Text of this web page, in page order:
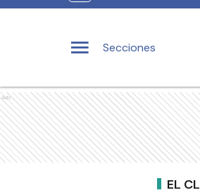
Secciones
Ads
EL